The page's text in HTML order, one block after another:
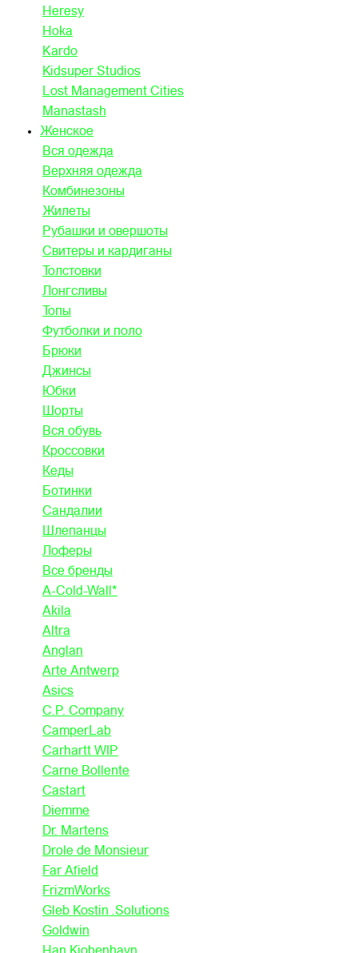
Heresy
Hoka
Kardo
Kidsuper Studios
Lost Management Cities
Manastash
Женское
Вся одежда
Верхняя одежда
Комбинезоны
Жилеты
Рубашки и овершоты
Свитеры и кардиганы
Толстовки
Лонгсливы
Топы
Футболки и поло
Брюки
Джинсы
Юбки
Шорты
Вся обувь
Кроссовки
Кеды
Ботинки
Сандалии
Шлепанцы
Лоферы
Все бренды
A-Cold-Wall*
Akila
Altra
Anglan
Arte Antwerp
Asics
C.P. Company
CamperLab
Carhartt WIP
Carne Bollente
Castart
Diemme
Dr. Martens
Drole de Monsieur
Far Afield
FrizmWorks
Gleb Kostin .Solutions
Goldwin